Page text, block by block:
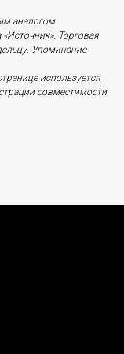
аналогом
Торговая
Упоминание
используется
совместимости